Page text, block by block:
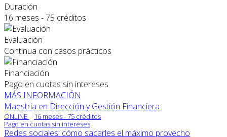
Duración
16 meses - 75 créditos
Evaluación
Continua con casos prácticos
Financiación
Pago en cuotas sin intereses
MÁS INFORMACIÓN
Maestría en Dirección y Gestión Financiera
ONLINE
16 meses - 75 créditos
Pago en cuotas sin intereses
Redes sociales: cómo sacarles el máximo provecho